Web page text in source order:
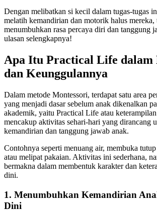
Dengan melibatkan si kecil dalam tugas-tugas
melatih kemandirian dan motorik halus mereka,
menumbuhkan rasa percaya diri dan tanggung
ulasan selengkapnya!
Apa Itu Practical Life dalam
dan Keunggulannya
Dalam metode Montessori, terdapat satu area
yang menjadi dasar sebelum anak dikenalkan
akademik, yaitu Practical Life atau
mencakup aktivitas sehari-hari yang dirancang
kemandirian dan tanggung jawab anak.
Contohnya seperti menuang air, membuka
atau melipat pakaian. Aktivitas ini sederhana,
bermakna dalam membentuk karakter dan
dini.
1. Menumbuhkan Kemandirian
Dini